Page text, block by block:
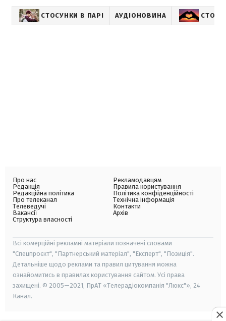
СТОСУНКИ В ПАРІ АУДІОНОВИНА
Про нас
Редакція
Редакційна політика
Про телеканал
Телеведучі
Вакансії
Структура власності
Рекламодавцям
Правила користування
Політика конфіденційності
Технічна інформація
Контакти
Архів
Всі комерційні рекламні матеріали позначені словами
"Спецпроєкт", "Партнерський матеріал", "Експерт", "Позиція".
Детальніше щодо реклами та правил цитування можна
ознайомитись в правилах користування сайтом. Усі права
захищені. © 2005—2021, ПрАТ «Телерадіокомпанія "Люкс"», 24
Канал.